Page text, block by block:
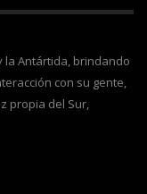
la Antártida, brindando
con su gente,
propia del Sur,